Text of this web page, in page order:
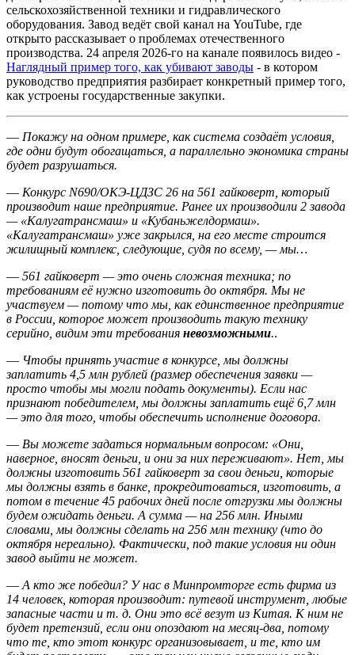
сельскохозяйственной техники и гидравлического
оборудования. Завод ведёт свой канал на YouTube, где
открыто рассказывает о проблемах отечественного
производства. 24 апреля 2026-го на канале появилось видео -
Наглядный пример того, как убивают заводы - в котором
руководство предприятия разбирает конкретный пример того,
как устроены государственные закупки.
— Покажу на одном примере, как система создаёт условия,
где одни будут обогащаться, а параллельно экономика страны
будет разрушаться.
— Конкурс N690/ОКЭ-ЦДЗС 26 на 561 гайковерт, который
производит наше предприятие. Ранее их производили 2 завода
— «Калугатрансмаш» и «Кубаньжелдормаш».
«Калугатрансмаш» уже закрылся, на его месте строится
жилищный комплекс, следующие, судя по всему, — мы…
— 561 гайковерт — это очень сложная техника; по
требованиям её нужно изготовить до октября. Мы не
участвуем — потому что мы, как единственное предприятие
в России, которое может производить такую технику
серийно, видим эти требования невозможными..
— Чтобы принять участие в конкурсе, мы должны
заплатить 4,5 млн рублей (размер обеспечения заявки —
просто чтобы мы могли подать документы). Если нас
признают победителем, мы должны заплатить ещё 6,7 млн
— это для того, чтобы обеспечить исполнение договора.
— Вы можете задаться нормальным вопросом: «Они,
наверное, вносят деньги, и они за них переживают». Нет, мы
должны изготовить 561 гайковерт за свои деньги, которые
мы должны взять в банке, прокредитоваться, изготовить, а
потом в течение 45 рабочих дней после отгрузки мы должны
будем ожидать деньги. А сумма — на 256 млн. Иными
словами, мы должны сделать на 256 млн технику (что до
октября нереально). Фактически, под такие условия ни один
завод выйти не может.
— А кто же победил? У нас в Минпромторге есть фирма из
14 человек, которая производит: путевой инструмент, любые
запасные части и т. д. Они это всё везут из Китая. К ним не
будет претензий, если они опоздают на месяц-два, потому
что те, кто этот конкурс организовывает, и те, кто им